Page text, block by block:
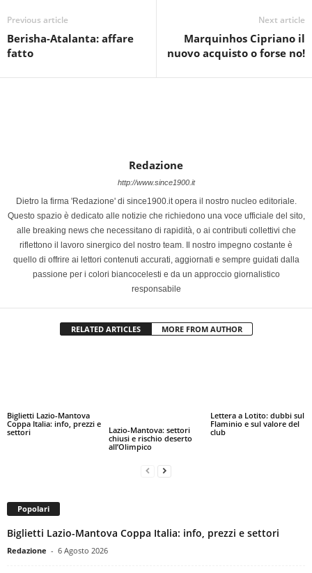
Previous article
Berisha-Atalanta: affare
fatto
Next article
Marquinhos Cipriano il
nuovo acquisto o forse no!
Redazione
http://www.since1900.it
Dietro la firma 'Redazione' di since1900.it opera il nostro nucleo editoriale.
Questo spazio è dedicato alle notizie che richiedono una voce ufficiale del sito,
alle breaking news che necessitano di rapidità, o ai contributi collettivi che
riflettono il lavoro sinergico del nostro team. Il nostro impegno costante è
quello di offrire ai lettori contenuti accurati, aggiornati e sempre guidati dalla
passione per i colori biancocelesti e da un approccio giornalistico
responsabile
RELATED ARTICLES MORE FROM AUTHOR
Biglietti Lazio-Mantova
Coppa Italia: info, prezzi e
settori
Lazio-Mantova: settori
chiusi e rischio deserto
all’Olimpico
Lettera a Lotito: dubbi sul
Flaminio e sul valore del
club
Popolari
Biglietti Lazio-Mantova Coppa Italia: info, prezzi e settori
Redazione - 6 Agosto 2026